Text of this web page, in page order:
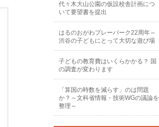
代々木大山公園の仮設校舎計画につ
いて要望書を提出
はるのおがわプレーパーク22周年～
渋谷の子どもにとって大切な遊び場
子どもの教育費はいくらかかる？ 国
の調査が変わります
「算国の時数を減らす」のは問題
か？～文科省情報・技術WGの議論を
整理～